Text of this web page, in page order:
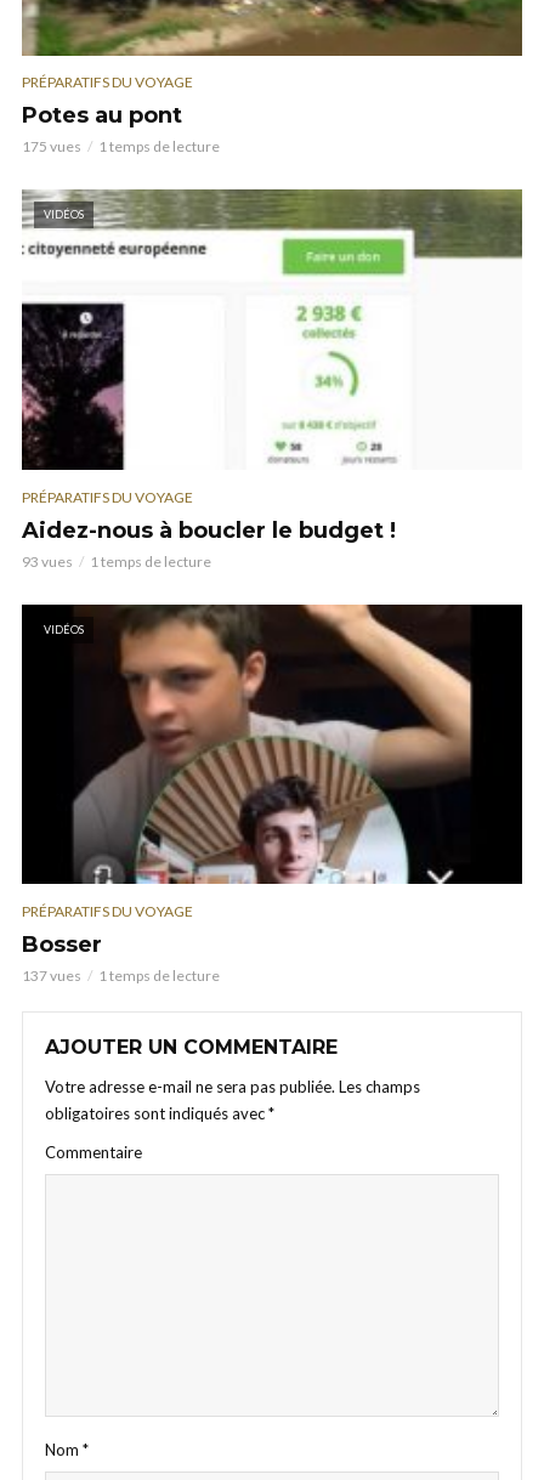
PRÉPARATIFS DU VOYAGE
Potes au pont
175 vues 1 temps de lecture
VIDÉOS
PRÉPARATIFS DU VOYAGE
Aidez-nous à boucler le budget !
93 vues 1 temps de lecture
VIDÉOS
PRÉPARATIFS DU VOYAGE
Bosser
137 vues 1 temps de lecture
AJOUTER UN COMMENTAIRE
Votre adresse e-mail ne sera pas publiée. Les champs
obligatoires sont indiqués avec*
Commentaire
Nom *